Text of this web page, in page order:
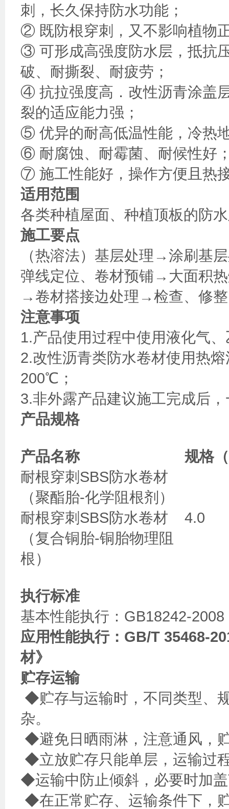
刺，长久保持防水功能；
② 既防根穿刺，又不影响植物
③ 可形成高强度防水层，抵抗
破、耐撕裂、耐疲劳；
④ 抗拉强度高．改性沥青涂盖
裂的适应能力强；
⑤ 优异的耐高低温性能，冷热
⑥ 耐腐蚀、耐霉菌、耐候性好
⑦ 施工性能好，操作方便且热
适用范围
各类种植屋面、种植顶板的防
施工要点
（热溶法）基层处理→涂刷基
弹线定位、卷材预铺→大面积
→卷材搭接边处理→检查、修
注意事项
1.产品使用过程中使用液化气
2.改性沥青类防水卷材使用热
200℃；
3.非外露产品建议施工完成后
产品规格
产品名称
规格
耐根穿刺SBS防水卷材
（聚酯胎-化学阻根剂）
4.0
耐根穿刺SBS防水卷材
（复合铜胎-铜胎物理阻
根）
执行标准
基本性能执行：GB18242-
应用性能执行：GB/T 35468-
材》
贮存运输
◆贮存与运输时，不同类型、
杂。
◆避免日晒雨淋，注意通风，
◆立放贮存只能单层，运输过
◆运输中防止倾斜，必要时加
◆在正常贮存、运输条件下，